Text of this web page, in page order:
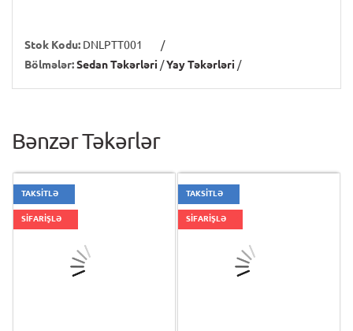
Stok Kodu: DNLPTT001
/
Bölmələr:Sedan Təkərləri /Yay Təkərləri /
Bənzər Təkərlər
TAKSİTLƏ
SİFARİŞLƏ
TAKSİTLƏ
SİFARİŞLƏ